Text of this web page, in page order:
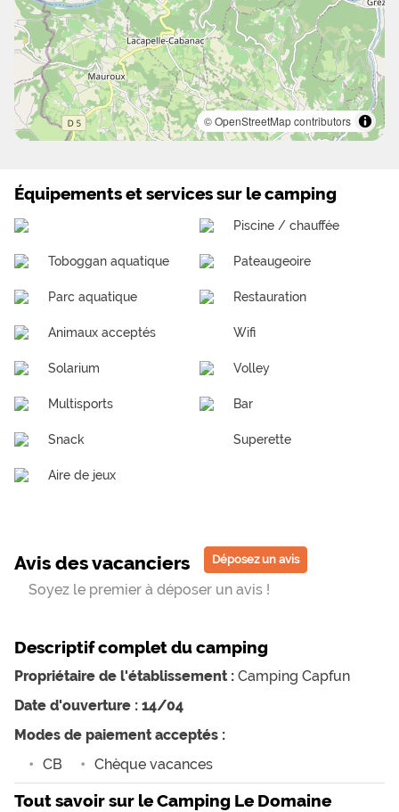
© OpenStreetMap contributors
Équipements et services sur le camping
Piscine / chauffée
Toboggan aquatique Pateaugeoire
Parc aquatique Restauration
Animaux acceptés Wifi
Solarium Volley
Multisports Bar
Snack Superette
Aire de jeux
Avis des vacanciers Déposez un avis
Soyez le premier à déposer un avis !
Descriptif complet du camping
Propriétaire de l'établissement : Camping Capfun
Date d'ouverture : 14/04
Modes de paiement acceptés :
CB
Chèque vacances
Tout savoir sur le Camping Le Domaine